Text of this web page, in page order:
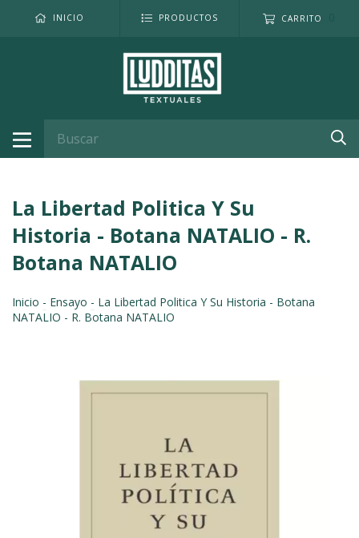
INICIO PRODUCTOS CARRITO
La Libertad Politica Y Su
Historia - Botana NATALIO - R.
Botana NATALIO
Inicio - Ensayo - La Libertad Politica Y Su Historia - Botana
NATALIO - R. Botana NATALIO